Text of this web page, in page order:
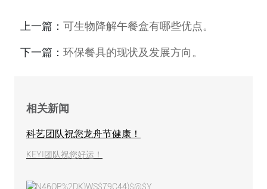
上一篇： 可生物降解午餐盒有哪些优点。
下一篇： 环保餐具的现状及发展方向。
相关新闻
科艺团队祝您龙舟节健康！
KEYI团队祝您好运！